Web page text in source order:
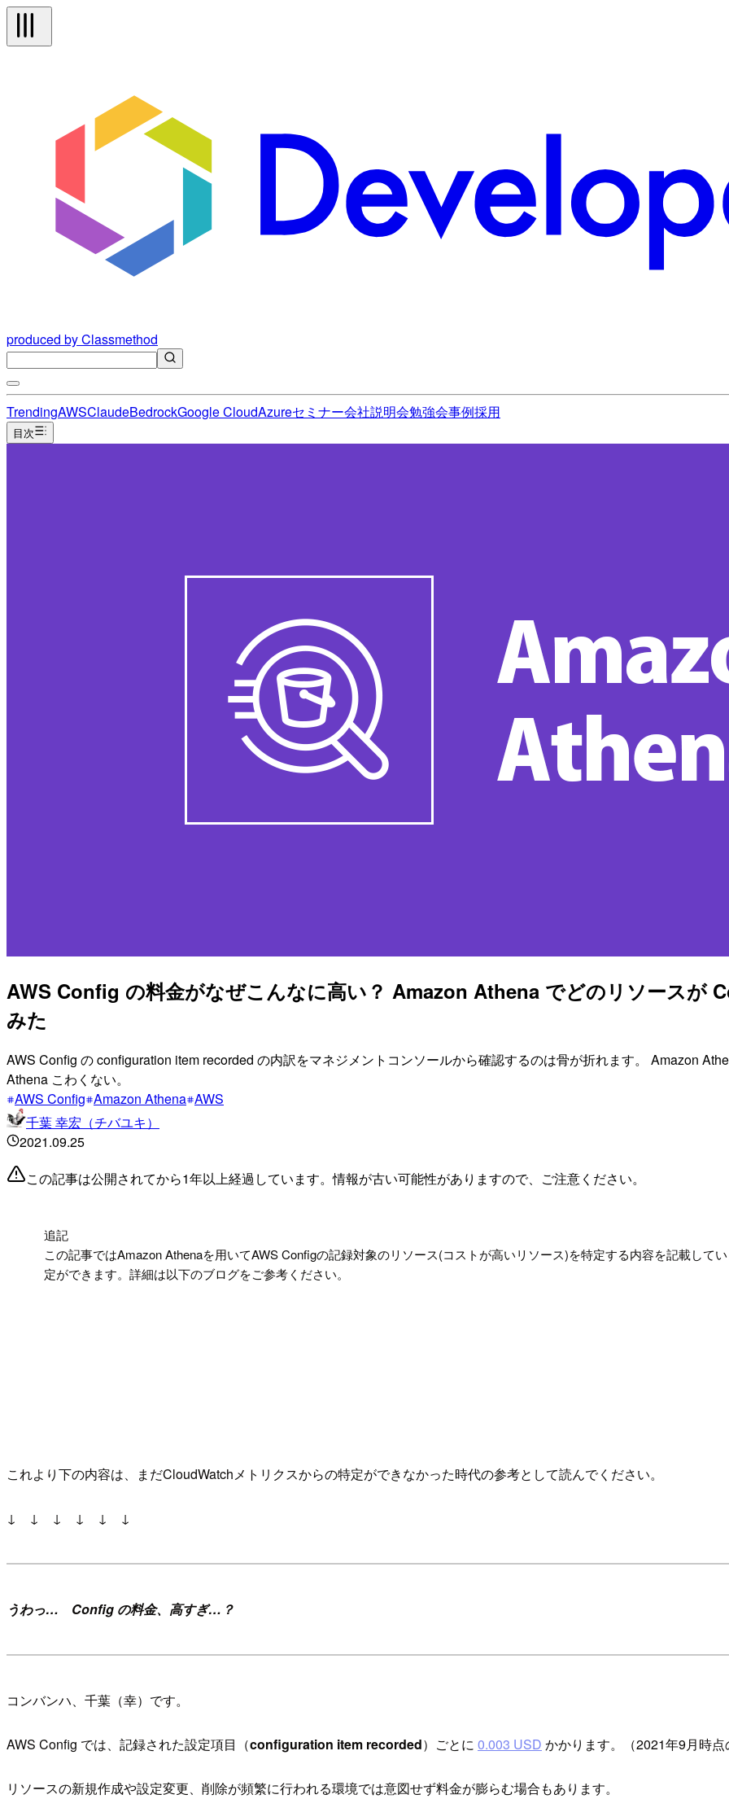
produced by Classmethod
TrendingAWSClaudeBedrockGoogle CloudAzureセミナー会社説明会勉強会事例採用
目次
AWS Config の料金がなぜこんなに高い？ Amazon Athena でどのリソースが
みた
AWS Config の configuration item recorded の内訳をマネジメントコンソールから確認するのは骨が折れます。 Amazon
Athena こわくない。
AWS Config Amazon Athena AWS
千葉 幸宏（チバユキ）
2021.09.25
この記事は公開されてから1年以上経過しています。情報が古い可能性がありますので、ご注意ください。
追記
この記事ではAmazon Athenaを用いてAWS Configの記録対象のリソース(コストが高いリソース)を特定する内容を記載して
定ができます。詳細は以下のブログをご参考ください。
これより下の内容は、まだCloudWatchメトリクスからの特定ができなかった時代の参考として読んでください。
↓ ↓ ↓ ↓ ↓ ↓
うわっ… Config の料金、高すぎ…？
コンバンハ、千葉（幸）です。
AWS Config では、記録された設定項目（configuration item recorded）ごとに 0.003 USD かかります。（2021年9月時点
リソースの新規作成や設定変更、削除が頻繁に行われる環境では意図せず料金が膨らむ場合もあります。